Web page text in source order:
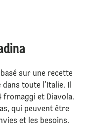
sur une recette
toute l'Italie. Il
fromaggi et Diavola.
qui peuvent être
et les besoins.